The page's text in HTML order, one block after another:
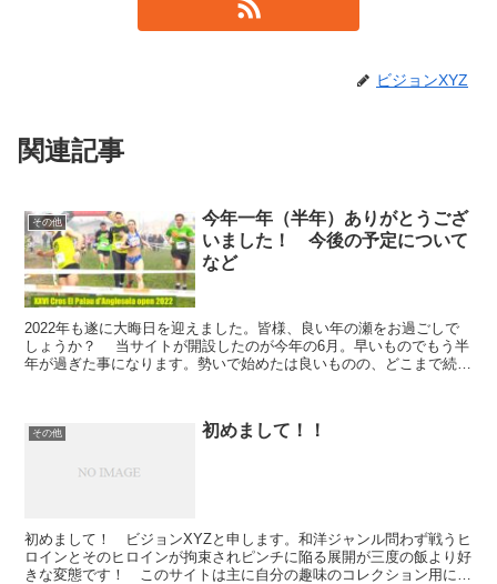
ビジョンXYZ
関連記事
その他
今年一年（半年）ありがとうござ
いました！ 今後の予定について
など
2022年も遂に大晦日を迎えました。皆様、良い年の瀬をお過ごしで
しょうか？ 当サイトが開設したのが今年の6月。早いものでもう半
年が過ぎた事になります。勢いで始めたは良いものの、どこまで続け
その他 初めまして！！
初めまして！ ビジョンXYZと申します。和洋ジャンル問わず戦うヒ
ロインとそのヒロインが拘束されピンチに陥る展開が三度の飯より好
きな変態です！ このサイトは主に自分の趣味のコレクション用に立